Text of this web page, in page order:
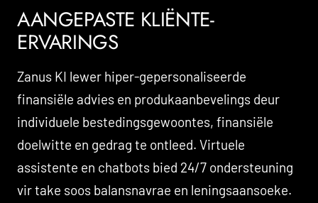
AANGEPASTE KLIËNTE-
ERVARINGS
Zanus KI lewer hiper-gepersonaliseerde
finansiële advies en produkaanbevelings deur
individuele bestedingsgewoontes, finansiële
doelwitte en gedrag te ontleed. Virtuele
assistente en chatbots bied 24/7 ondersteuning
vir take soos balansnavrae en leningsaansoeke.